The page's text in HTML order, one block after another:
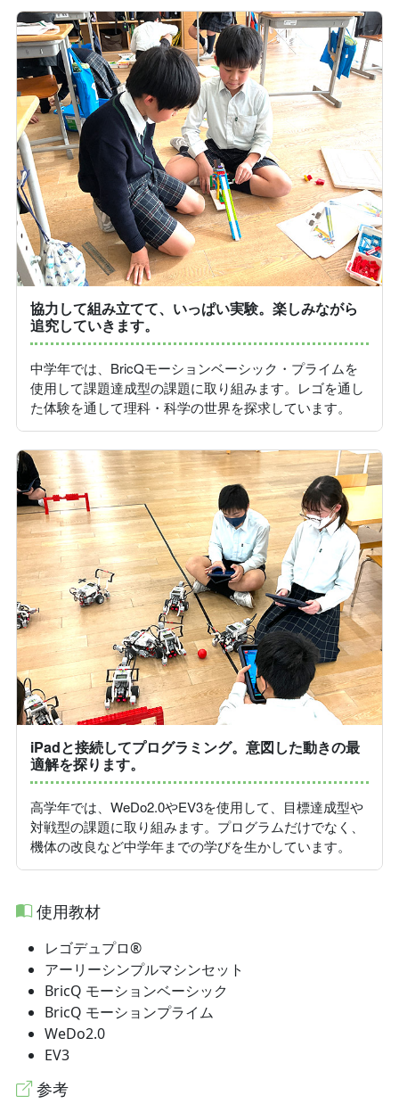
協力して組み立てて、いっぱい実験。楽しみながら
追究していきます。
中学年では、BricQモーションベーシック・プライムを
使用して課題達成型の課題に取り組みます。レゴを通し
た体験を通して理科・科学の世界を探求しています。
iPadと接続してプログラミング。意図した動きの最
適解を探ります。
高学年では、WeDo2.0やEV3を使用して、目標達成型や
対戦型の課題に取り組みます。プログラムだけでなく、
機体の改良など中学年までの学びを生かしています。
使用教材
レゴデュプロ®️
アーリーシンプルマシンセット
BricQ モーションベーシック
BricQ モーションプライム
WeDo2.0
EV3
参考